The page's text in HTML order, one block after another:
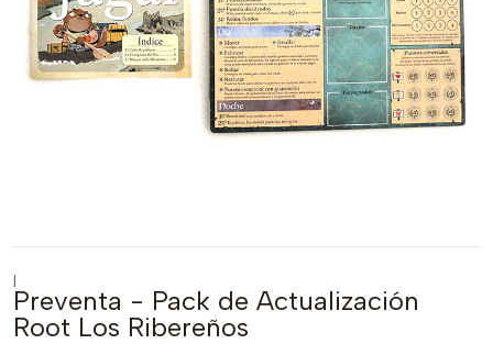
|
Preventa - Pack de Actualización
Root Los Ribereños